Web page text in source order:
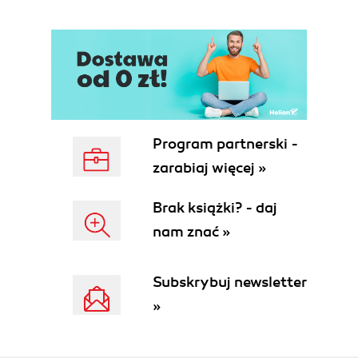
1.4.2. Java Web Start i związane z nią
technologie (53)
1.5. Podsumowanie (53)
1.6. Zasoby (54)
2. Pierwsze kroki z Ajaksem (55)
2.1. Kluczowe elementy Ajaksa (56)
2.2. Sprawianie dobrego wrażenia na
użytkownikach za pomocą JavaScriptu (58)
użyciu CSS (59)
2.3.1. Selektory CSS (60)
2.4. Organizowanie widoku za pomocą DOM (68)
2.4.1. Praca z DOM przy użyciu JavaScriptu
Program partnerski -
zarabiaj więcej »
Brak książki? - daj
nam znać »
Subskrybuj newsletter
»